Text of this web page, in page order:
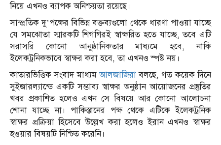
নিয়ে এখনও ব্যাপক অনিশ্চয়তা রয়েছে।
সাম্প্রতিক দু’পক্ষের বিভিন্ন বক্তব্যগুলো থেকে ধারণা পাওয়া যাচ্ছে
যে সমঝোতা স্মারকটি শিগগিরই স্বাক্ষরিত হতে যাচ্ছে, তবে এটি
সরাসরি কোনো আনুষ্ঠানিকতার মাধ্যমে হবে, নাকি
ইলেকট্রনিকভাবে স্বাক্ষর করা হবে, তা এখনও স্পষ্ট নয়।
কাতারভিত্তিক সংবাদ মাধ্যমআলজাজিরাবলছে, গত কয়েক দিনে
সুইজারল্যান্ডে একটি সম্ভাব্য স্বাক্ষর অনুষ্ঠান আয়োজনের প্রস্তুতির
খবর প্রকাশিত হলেও এখন সে বিষয়ে আর কোনো আলোচনা
শোনা যাচ্ছে না। পাকিস্তানের পক্ষ থেকে এটিকে ইলেকট্রনিক
স্বাক্ষর প্রক্রিয়া হিসেবে উল্লেখ করা হলেও ইরান এখনও স্বাক্ষর
হওয়ার বিষয়টি নিশ্চিত করেনি।